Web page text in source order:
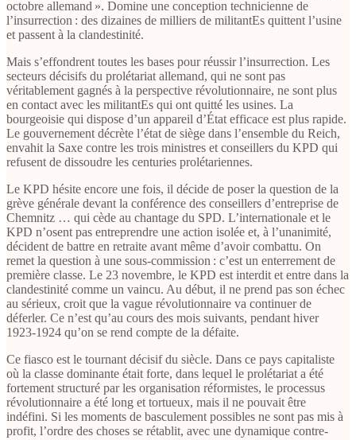
octobre allemand ». Domine une conception technicienne de
l’insurrection : des dizaines de milliers de militantEs quittent l’usine
et passent à la clandestinité.
Mais s’effondrent toutes les bases pour réussir l’insurrection. Les
secteurs décisifs du prolétariat allemand, qui ne sont pas
véritablement gagnés à la perspective révolutionnaire, ne sont plus
en contact avec les militantEs qui ont quitté les usines. La
bourgeoisie qui dispose d’un appareil d’État efficace est plus rapide.
Le gouvernement décrète l’état de siège dans l’ensemble du Reich,
envahit la Saxe contre les trois ministres et conseillers du KPD qui
refusent de dissoudre les centuries prolétariennes.
Le KPD hésite encore une fois, il décide de poser la question de la
grève générale devant la conférence des conseillers d’entreprise de
Chemnitz … qui cède au chantage du SPD. L’internationale et le
KPD n’osent pas entreprendre une action isolée et, à l’unanimité,
décident de battre en retraite avant même d’avoir combattu. On
remet la question à une sous-commission : c’est un enterrement de
première classe. Le 23 novembre, le KPD est interdit et entre dans la
clandestinité comme un vaincu. Au début, il ne prend pas son échec
au sérieux, croit que la vague révolutionnaire va continuer de
déferler. Ce n’est qu’au cours des mois suivants, pendant hiver
1923-1924 qu’on se rend compte de la défaite.
Ce fiasco est le tournant décisif du siècle. Dans ce pays capitaliste
où la classe dominante était forte, dans lequel le prolétariat a été
fortement structuré par les organisation réformistes, le processus
révolutionnaire a été long et tortueux, mais il ne pouvait être
indéfini. Si les moments de basculement possibles ne sont pas mis à
profit, l’ordre des choses se rétablit, avec une dynamique contre-